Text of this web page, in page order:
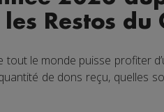
Restos du
le monde puisse profiter
de dons reçu, quelles